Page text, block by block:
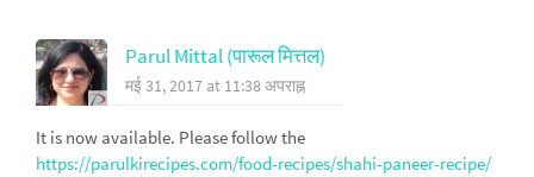
Parul Mittal (पारूल मित्तल)
मई 31, 2017 at 11:38 अपराह्न
It is now available. Please follow the
https://parulkirecipes.com/food-recipes/shahi-paneer-recipe/